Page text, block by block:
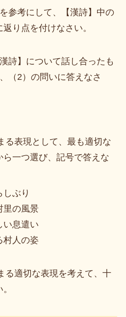
参考にして、【漢詩】中の
り点を付けなさい。
詩】について話し合ったも
（2）の問いに答えなさ
る表現として、最も適切な
ら一つ選び、記号で答えな
ぶり
里の風景
い息遣い
村人の姿
る適切な表現を考えて、十